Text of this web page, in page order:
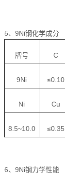
5、9Ni钢化学成分
牌号 C
9Ni ≤0.10
Ni Cu
8.5~10.0 ≤0.35
6、9Ni钢力学性能